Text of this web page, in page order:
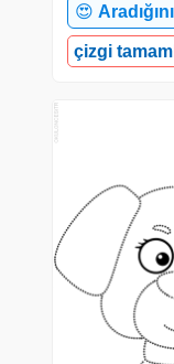
😍
çizgi